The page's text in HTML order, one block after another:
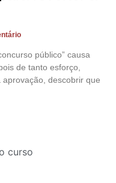
público” causa
de tanto esforço,
descobrir que